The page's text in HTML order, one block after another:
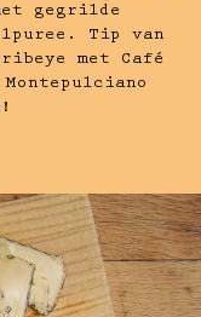
gegrilde
Tip van
met Café